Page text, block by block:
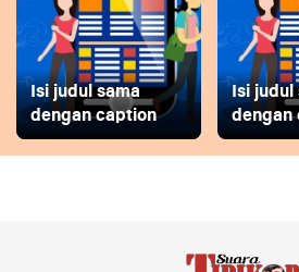
Isi judul sama
dengan caption
Isi judul
dengan